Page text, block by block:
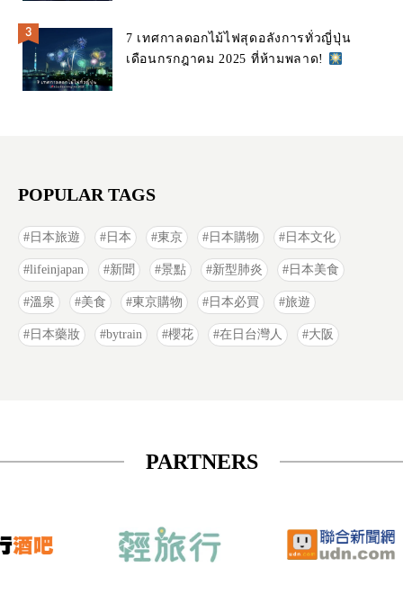
7 เทศกาลดอกไม้ไฟสุดอลังการทั่วญี่ปุ่น
เดือนกรกฎาคม 2025 ที่ห้ามพลาด!
POPULAR TAGS
日本旅遊 日本 東京 日本購物 日本文化
lifeinjapan 新聞 景點 新型肺炎 日本美食
溫泉 美食 東京購物 日本必買 旅遊
日本藥妝 bytrain 櫻花 在日台灣人 大阪
PARTNERS